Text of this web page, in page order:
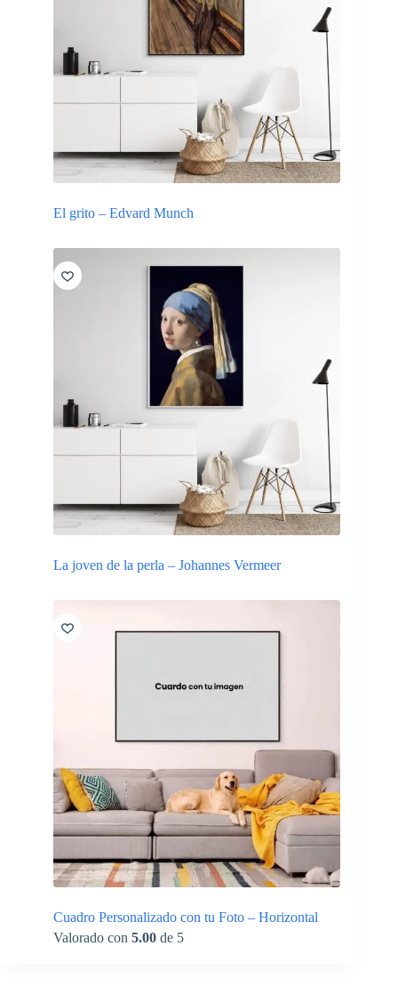
El grito – Edvard Munch
La joven de la perla – Johannes Vermeer
Cuadro Personalizado con tu Foto – Horizontal
Valorado con 5.00 de 5